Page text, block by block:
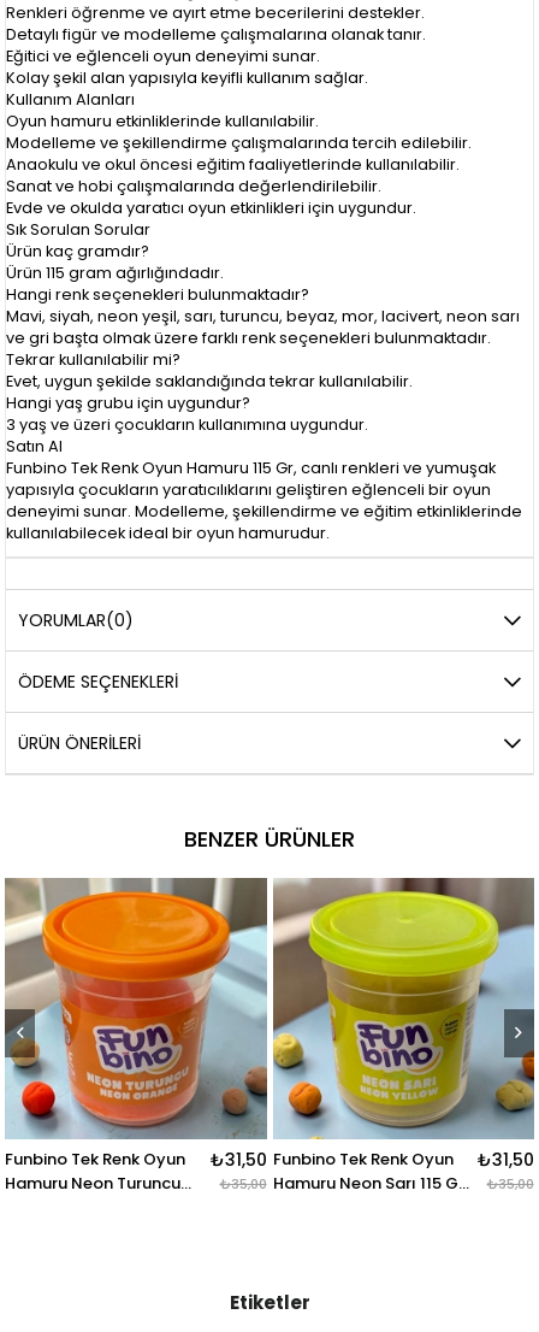
Renkleri öğrenme ve ayırt etme becerilerini destekler.
Detaylı figür ve modelleme çalışmalarına olanak tanır.
Eğitici ve eğlenceli oyun deneyimi sunar.
Kolay şekil alan yapısıyla keyifli kullanım sağlar.
Kullanım Alanları
Oyun hamuru etkinliklerinde kullanılabilir.
Modelleme ve şekillendirme çalışmalarında tercih edilebilir.
Anaokulu ve okul öncesi eğitim faaliyetlerinde kullanılabilir.
Sanat ve hobi çalışmalarında değerlendirilebilir.
Evde ve okulda yaratıcı oyun etkinlikleri için uygundur.
Sık Sorulan Sorular
Ürün kaç gramdır?
Ürün 115 gram ağırlığındadır.
Hangi renk seçenekleri bulunmaktadır?
Mavi, siyah, neon yeşil, sarı, turuncu, beyaz, mor, lacivert, neon sarı
ve gri başta olmak üzere farklı renk seçenekleri bulunmaktadır.
Tekrar kullanılabilir mi?
Evet, uygun şekilde saklandığında tekrar kullanılabilir.
Hangi yaş grubu için uygundur?
3 yaş ve üzeri çocukların kullanımına uygundur.
Satın Al
Funbino Tek Renk Oyun Hamuru 115 Gr, canlı renkleri ve yumuşak
yapısıyla çocukların yaratıcılıklarını geliştiren eğlenceli bir oyun
deneyimi sunar. Modelleme, şekillendirme ve eğitim etkinliklerinde
kullanılabilecek ideal bir oyun hamurudur.
YORUMLAR(0)
ÖDEME SEÇENEKLERI
ÜRÜN ÖNERILERI
BENZER ÜRÜNLER
₺35,00
Funbino Tek Renk Oyun
Hamuru Neon Sarı 115 Gr
₺31,50
₺35,00
Funbino Tek Renk Oyun
Hamuru Neon Yeşil 115 Gr
Etiketler